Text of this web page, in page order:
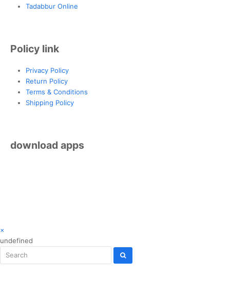
Tadabbur Online
Policy link
Privacy Policy
Return Policy
Terms & Conditions
Shipping Policy
download apps
×
undefined